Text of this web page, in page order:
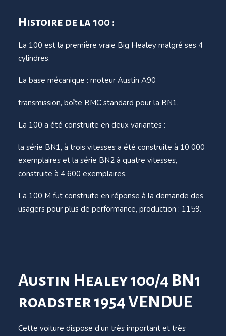
Histoire de la 100 :
La 100 est la première vraie Big Healey malgré ses 4
cylindres.
La base mécanique : moteur Austin A90
transmission, boîte BMC standard pour la BN1.
La 100 a été construite en deux variantes :
la série BN1, à trois vitesses a été construite à 10 000
exemplaires et la série BN2 à quatre vitesses,
construite à 4 600 exemplaires.
La 100 M fut construite en réponse à la demande des
usagers pour plus de performance, production : 1159.
Austin Healey 100/4 BN1
roadster 1954 VENDUE
Cette voiture dispose d’un très important et très